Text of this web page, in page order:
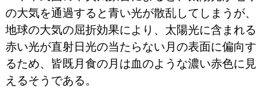
の大気を通過すると青い光が散乱してしまうが、
地球の大気の屈折効果により、太陽光に含まれる
赤い光が直射日光の当たらない月の表面に偏向す
るため、皆既月食の月は血のような濃い赤色に見
えるそうである。